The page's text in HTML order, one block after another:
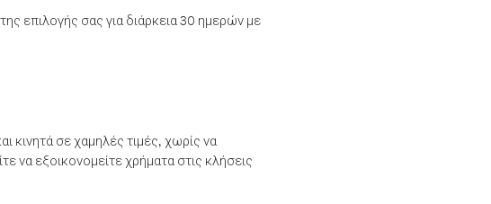
επιλογής σας για διάρκεια 30 ημερών με
κινητά σε χαμηλές τιμές, χωρίς να
να εξοικονομείτε χρήματα στις κλήσεις